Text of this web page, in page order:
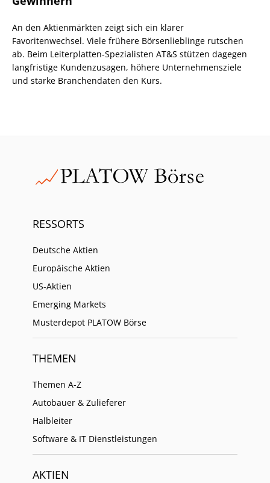
An den Aktienmärkten zeigt sich ein klarer
Favoritenwechsel. Viele frühere Börsenlieblinge rutschen
ab. Beim Leiterplatten-Spezialisten AT&S stützen dagegen
langfristige Kundenzusagen, höhere Unternehmensziele
und starke Branchendaten den Kurs.
RESSORTS
Deutsche Aktien
Europäische Aktien
US-Aktien
Emerging Markets
Musterdepot PLATOW Börse
THEMEN
Themen A-Z
Autobauer & Zulieferer
Halbleiter
Software & IT Dienstleistungen
AKTIEN